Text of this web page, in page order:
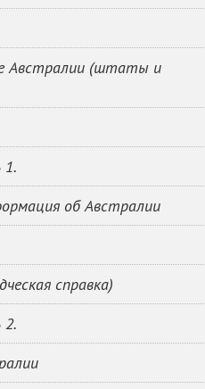
Австралии (штаты и
1.
об Австралии
справка)
2.